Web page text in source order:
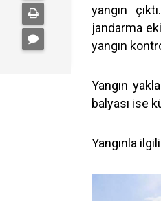
yangın
jandarma
yangın
Yangın
balyası ise
Yangınla